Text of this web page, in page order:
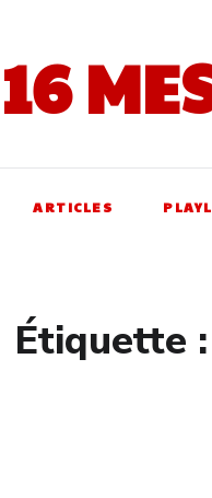
16
ARTICLES
Étiquette :